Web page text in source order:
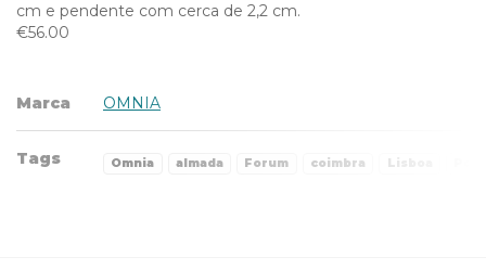
cm e pendente com cerca de 2,2 cm.
€56.00
Marca OMNIA
Tags Omnia almada Forum coimbra Lisboa